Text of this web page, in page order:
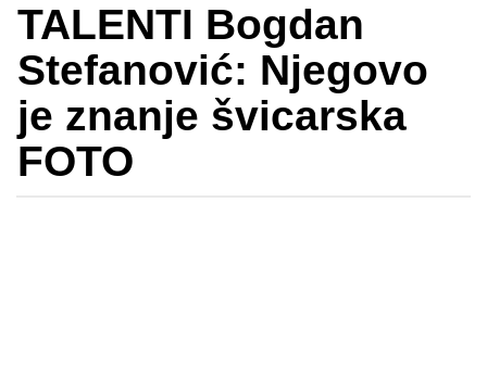
TALENTI Bogdan
Stefanović: Njegovo
je znanje švicarska
FOTO